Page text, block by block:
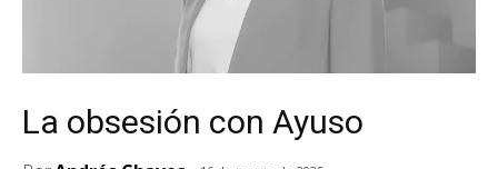
La obsesión con Ayuso